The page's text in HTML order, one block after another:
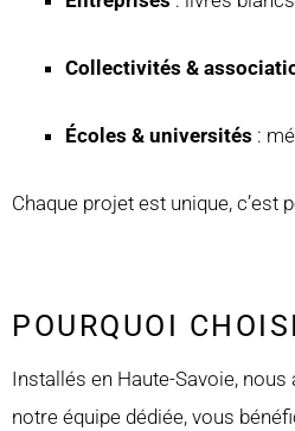
Collectivités &
Écoles & universités :
Chaque projet est unique,
POURQUOI
Installés en Haute-Savoie,
notre équipe dédiée, vous